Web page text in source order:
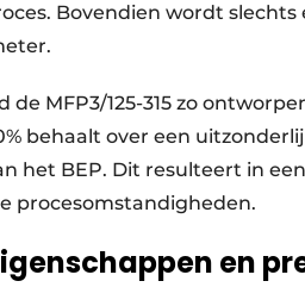
Bovendien wordt
de MFP3/125-315 zo
behaalt over een
het BEP. Dit resulteert in
procesomstandigheden.
en